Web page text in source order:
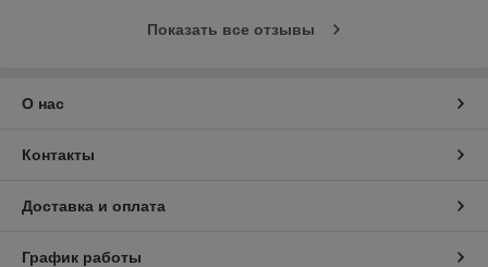
Показать все отзывы
О нас
Контакты
Доставка и оплата
График работы